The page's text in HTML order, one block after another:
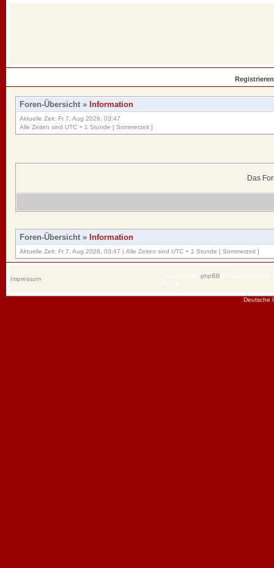
Registrieren
Foren-Übersicht » Information
Aktuelle Zeit: Fr 7. Aug 2026, 03:47
Alle Zeiten sind UTC + 1 Stunde [ Sommerzeit ]
Das
Foren-Übersicht » Information
Aktuelle Zeit: Fr 7. Aug 2026, 03:47 | Alle Zeiten sind UTC + 1 Stunde [ Sommerzeit ]
Impressum phpBB
Deutsche